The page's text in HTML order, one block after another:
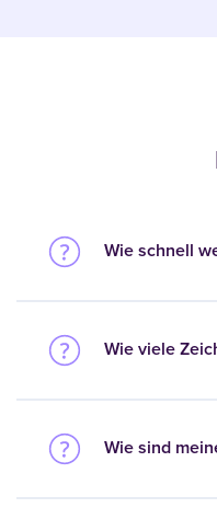
Wie schnell
Wie viele
Wie sind